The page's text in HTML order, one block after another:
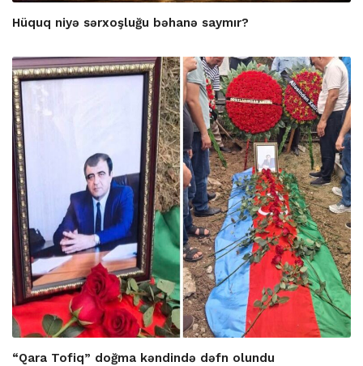
Hüquq niyə sərxoşluğu bəhanə saymır?
“Qara Tofiq” doğma kəndində dəfn olundu